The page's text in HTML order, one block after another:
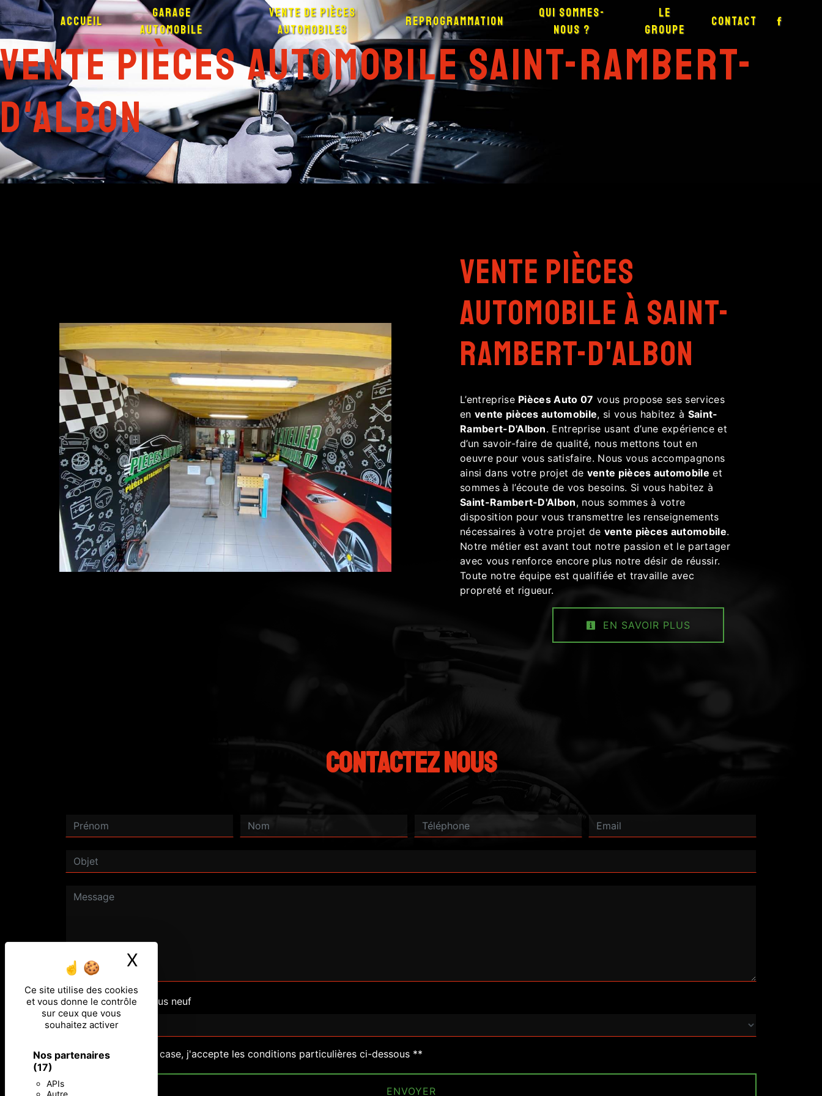
Panneau de gestion des cookies
Ce site utilise des cookies
et vous donne le contrôle
sur ceux que vous
souhaitez activer
Nos partenaires
(17)
APIs
Autre
X
Accueil
Garage
automobile
Vente de pièces
automobiles
Reprogrammation
Qui sommes-
nous ?
Le
groupe
Contact
vente pièces automobile Saint-Rambert-
D'Albon
vente pièces
automobile à Saint-
Rambert-D'Albon
L’entreprise Pièces Auto 07 vous propose ses services
en vente pièces automobile, si vous habitez à Saint-
Rambert-D'Albon. Entreprise usant d’une expérience et
d’un savoir-faire de qualité, nous mettons tout en
oeuvre pour vous satisfaire. Nous vous accompagnons
ainsi dans votre projet de vente pièces automobile et
sommes à l’écoute de vos besoins. Si vous habitez à
Saint-Rambert-D'Albon, nous sommes à votre
disposition pour vous transmettre les renseignements
nécessaires à votre projet de vente pièces automobile.
Notre métier est avant tout notre passion et le partager
avec vous renforce encore plus notre désir de réussir.
Toute notre équipe est qualifiée et travaille avec
propreté et rigueur.
EN SAVOIR PLUS
Contactez nous
Combien font dix plus neuf
En cochant cette case, j'accepte les conditions particulières ci-dessous **
ENVOYER